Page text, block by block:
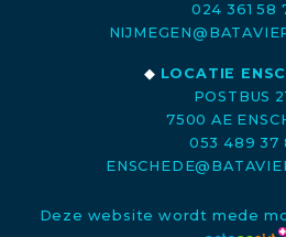
024 361 58
◆ LOCATIE
POSTBUS
7500 AE
053 489 37
Deze website wordt mede